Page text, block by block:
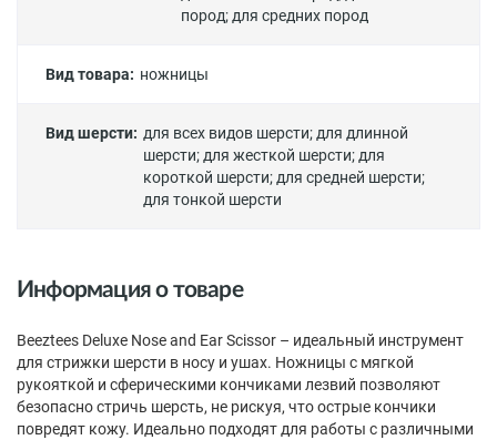
пород;для средних пород
Вид товара: ножницы
Вид шерсти: для всех видов шерсти;для длинной
шерсти;для жесткой шерсти;для
короткой шерсти;для средней шерсти;
для тонкой шерсти
Информация о товаре
Beeztees Deluxe Nose and Ear Scissor – идеальный инструмент
для стрижки шерсти в носу и ушах. Ножницы с мягкой
рукояткой и сферическими кончиками лезвий позволяют
безопасно стричь шерсть, не рискуя, что острые кончики
повредят кожу. Идеально подходят для работы с различными